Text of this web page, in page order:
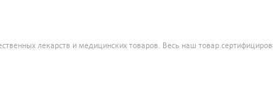
лекарств и медицинских товаров. Весь наш товар